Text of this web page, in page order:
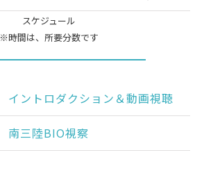
スケジュール
※時間は、所要分数です
イントロダクション＆動画視聴
南三陸BIO視察